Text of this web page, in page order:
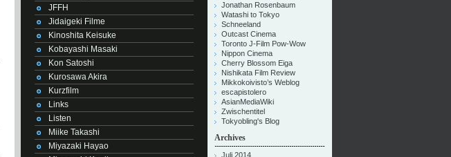
JFFH
Jidaigeki Filme
Kinoshita Keisuke
Kobayashi Masaki
Kon Satoshi
Kurosawa Akira
Kurzfilm
Links
Listen
Miike Takashi
Miyazaki Hayao
Jonathan Rosenbaum
Watashi to Tokyo
Schneeland
Outcast Cinema
Toronto J-Film Pow-Wow
Nippon Cinema
Cherry Blossom Eiga
Nishikata Film Review
Mikkokoivisto’s Weblog
escapistolero
AsianMediaWiki
Zwischentitel
Tokyobling's Blog
Archives
Juli 2014